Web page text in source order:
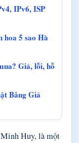
IPv6, ISP
hoa 5 sao Hà
Giá, lỗi, hỗ
Bảng Giá
Minh Huy, là một